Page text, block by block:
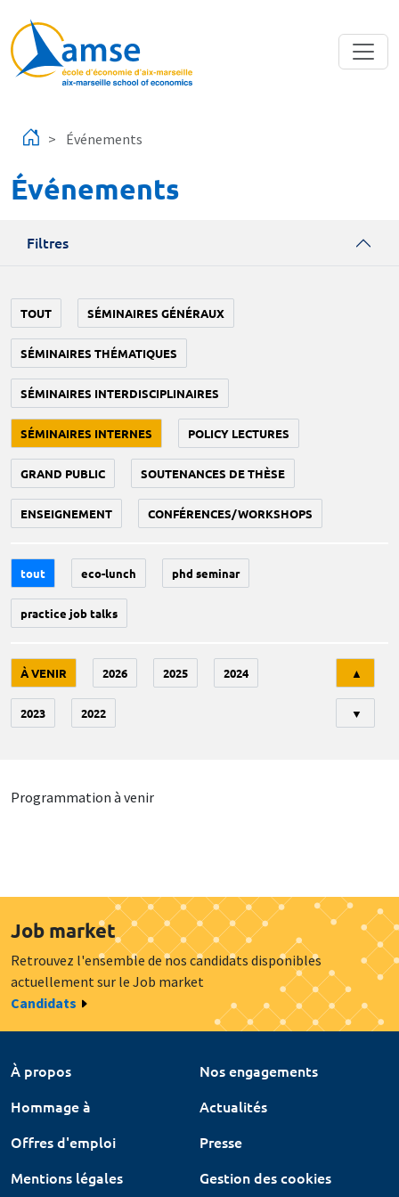
Événements
Événements
Filtres
TOUT SÉMINAIRES GÉNÉRAUX
SÉMINAIRES THÉMATIQUES
SÉMINAIRES INTERDISCIPLINAIRES
SÉMINAIRES INTERNES POLICY LECTURES
GRAND PUBLIC SOUTENANCES DE THÈSE
ENSEIGNEMENT CONFÉRENCES/WORKSHOPS
tout eco-lunch phd seminar
practice job talks
À VENIR 2026 2025 2024
2023 2022
▲
▼
Programmation à venir
Job market
Retrouvez l'ensemble de nos candidats disponibles
actuellement sur le Job market
Candidats
À propos
Nos engagements
Hommage à
Actualités
Offres d'emploi
Presse
Mentions légales
Gestion des cookies